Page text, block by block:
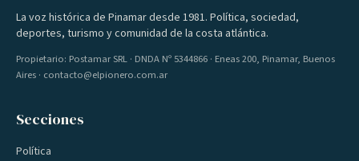
La voz histórica de Pinamar desde 1981. Política, sociedad,
deportes, turismo y comunidad de la costa atlántica.
Propietario: Postamar SRL · DNDA Nº 5344866 · Eneas 200, Pinamar, Buenos
Aires · contacto@elpionero.com.ar
Secciones
Política